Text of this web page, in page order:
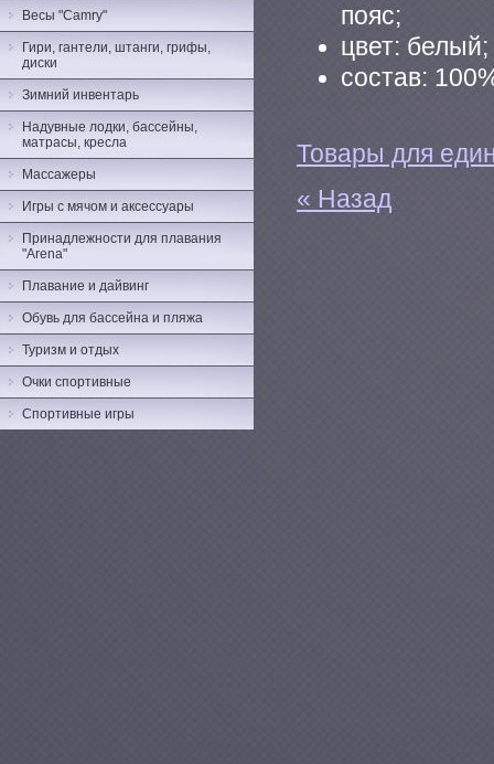
пояс;
цвет: белый;
состав:
Товары для
« Назад
Весы "Camry"
Гири, гантели, штанги, грифы,
диски
Зимний инвентарь
Надувные лодки, бассейны,
матрасы, кресла
Массажеры
Игры с мячом и аксессуары
Принадлежности для плавания
"Arena"
Плавание и дайвинг
Обувь для бассейна и пляжа
Туризм и отдых
Очки спортивные
Спортивные игры